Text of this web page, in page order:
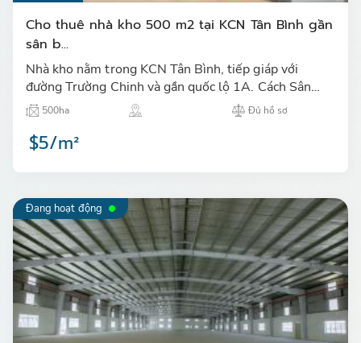
Cho thuê nhà kho 500 m2 tại KCN Tân Bình gần
sân b...
Nhà kho nằm trong KCN Tân Bình, tiếp giáp với
đường Trường Chinh và gần quốc lộ 1A. Cách Sân
Bay Tân Sơn Nhất 1 km…
500ha Đủ hồ sơ
$5/m²
Đang hoạt động